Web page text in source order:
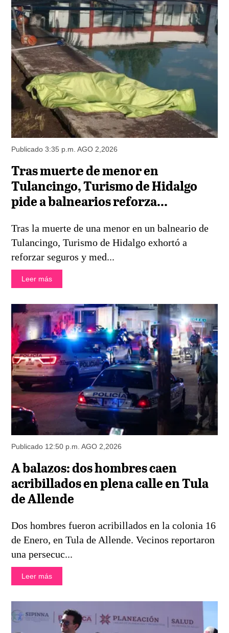
Publicado 3:35 p.m. AGO 2,2026
Tras muerte de menor en
Tulancingo, Turismo de Hidalgo
pide a balnearios reforza...
Tras la muerte de una menor en un balneario de
Tulancingo, Turismo de Hidalgo exhortó a
reforzar seguros y med...
Leer más
Publicado 12:50 p.m. AGO 2,2026
A balazos: dos hombres caen
acribillados en plena calle en Tula
de Allende
Dos hombres fueron acribillados en la colonia 16
de Enero, en Tula de Allende. Vecinos reportaron
una persecuc...
Leer más